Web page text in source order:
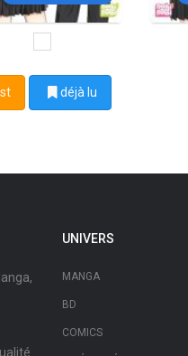
déjà lu
UNIVERS
MANGA
BD
COMICS